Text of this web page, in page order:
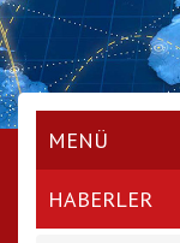
MENÜ
HABERLER